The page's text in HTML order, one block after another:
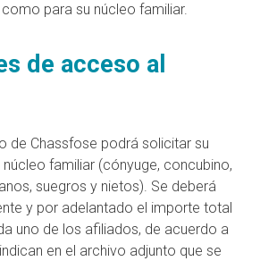
para su núcleo familiar.
de acceso al
de Chassfose podrá solicitar su
familiar (cónyuge, concubino,
suegros y nietos). Se deberá
y por adelantado el importe total
uno de los afiliados, de acuerdo a
en el archivo adjunto que se